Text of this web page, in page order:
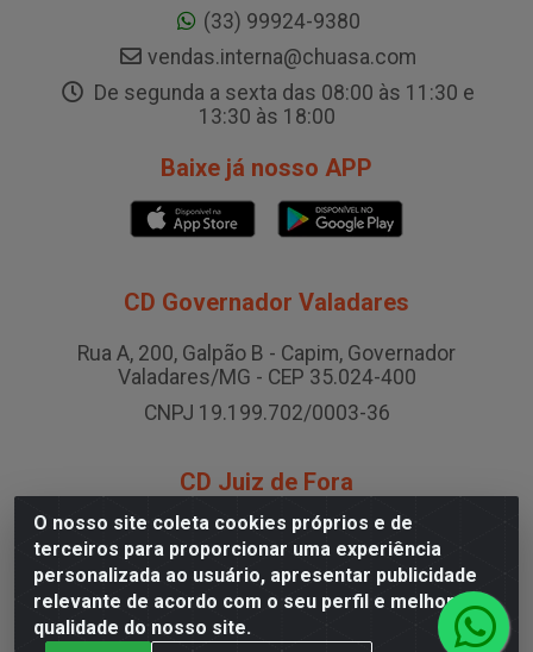
O nosso site coleta cookies próprios e de
terceiros para proporcionar uma experiência
personalizada ao usuário, apresentar publicidade
relevante de acordo com o seu perfil e melhorar a
qualidade do nosso site.
(33) 99924-9380
vendas.interna@chuasa.com
De segunda a sexta das 08:00 às 11:30 e
13:30 às 18:00
Baixe já nosso APP
CD Governador Valadares
Rua A, 200, Galpão B - Capim, Governador
Valadares/MG - CEP 35.024-400
CNPJ 19.199.702/0003-36
CD Juiz de Fora
Rodovia BR-040 , Nº 0, Área B2 Condominio Brasil
LOG - São Pedro, Juiz de Fora/MG
CNPJ 19.199.702/0005-06